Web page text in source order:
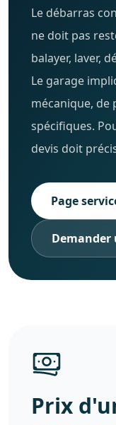
Le débarras
ne doit pas
balayer, laver,
Le garage
mécanique, de
spécifiques.
devis doit
Page
Demander
Prix